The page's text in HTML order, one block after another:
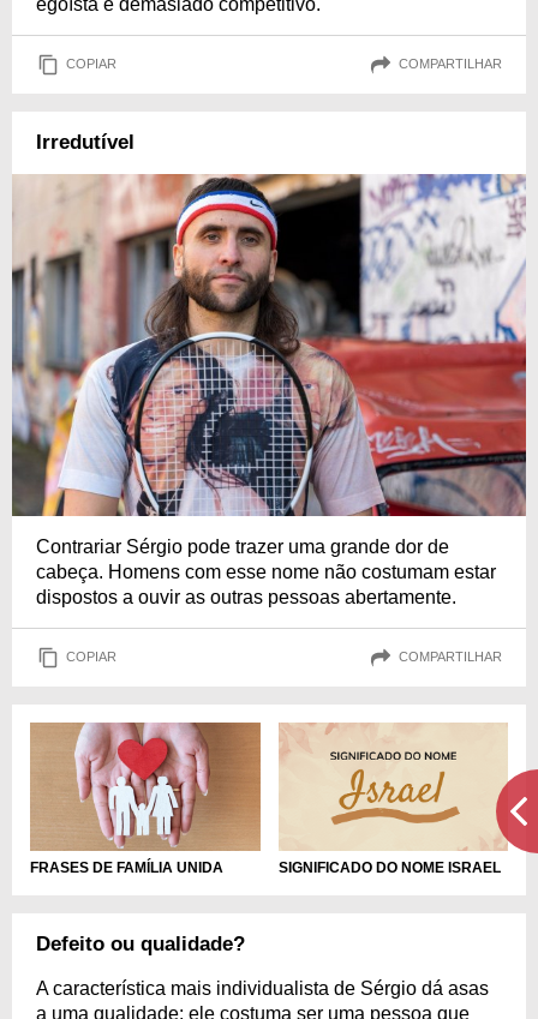
COPIAR COMPARTILHAR
Irredutível
Contrariar Sérgio pode trazer uma grande dor de
cabeça. Homens com esse nome não costumam estar
dispostos a ouvir as outras pessoas abertamente.
COPIAR COMPARTILHAR
FRASES DE FAMÍLIA UNIDA SIGNIFICADO DO NOME ISRAEL
Defeito ou qualidade?
A característica mais individualista de Sérgio dá asas
a uma qualidade: ele costuma ser uma pessoa que